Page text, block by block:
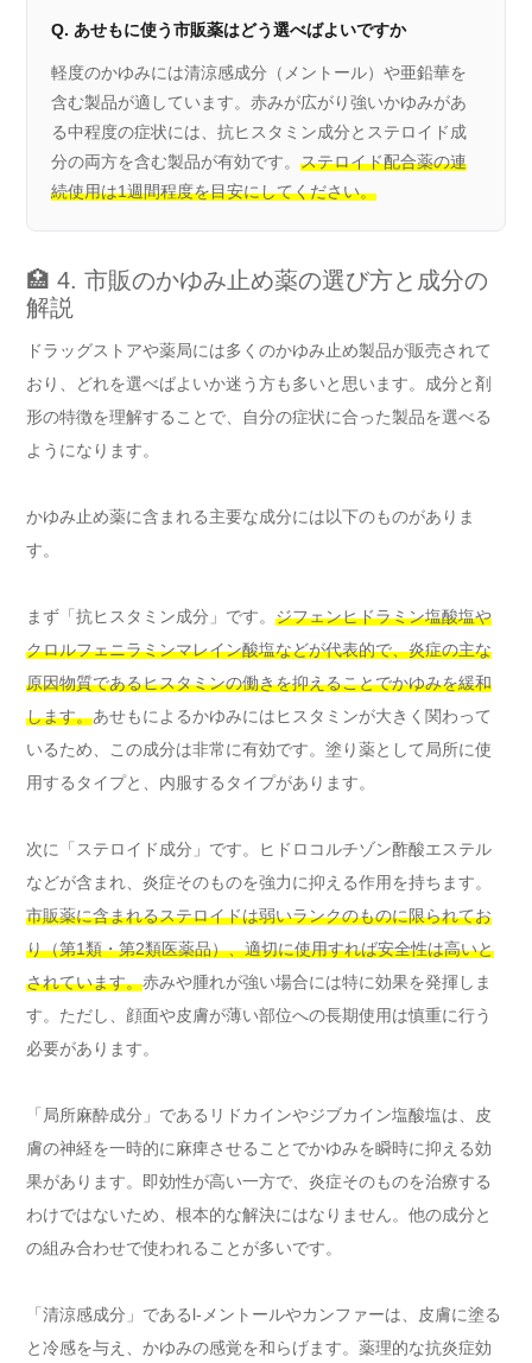
Q. あせもに使う市販薬はどう選べばよいですか
軽度のかゆみには清涼感成分（メントール）や亜鉛華を
含む製品が適しています。赤みが広がり強いかゆみがあ
る中程度の症状には、抗ヒスタミン成分とステロイド成
分の両方を含む製品が有効です。 ステロイド配合薬の連
続使用は1週間程度を目安にしてください。
🏥 4. 市販のかゆみ止め薬の選び方と成分の
解説
ドラッグストアや薬局には多くのかゆみ止め製品が販売されて
おり、どれを選べばよいか迷う方も多いと思います。成分と剤
形の特徴を理解することで、自分の症状に合った製品を選べる
ようになります。
かゆみ止め薬に含まれる主要な成分には以下のものがありま
す。
まず「抗ヒスタミン成分」です。 ジフェンヒドラミン塩酸塩や
クロルフェニラミンマレイン酸塩などが代表的で、炎症の主な
原因物質であるヒスタミンの働きを抑えることでかゆみを緩和
します。あせもによるかゆみにはヒスタミンが大きく関わって
いるため、この成分は非常に有効です。塗り薬として局所に使
用するタイプと、内服するタイプがあります。
次に「ステロイド成分」です。ヒドロコルチゾン酢酸エステル
などが含まれ、炎症そのものを強力に抑える作用を持ちます。
市販薬に含まれるステロイドは弱いランクのものに限られてお
り（第1類・第2類医薬品）、適切に使用すれば安全性は高いと
されています。赤みや腫れが強い場合には特に効果を発揮しま
す。ただし、顔面や皮膚が薄い部位への長期使用は慎重に行う
必要があります。
「局所麻酔成分」であるリドカインやジブカイン塩酸塩は、皮
膚の神経を一時的に麻痺させることでかゆみを瞬時に抑える効
果があります。即効性が高い一方で、炎症そのものを治療する
わけではないため、根本的な解決にはなりません。他の成分と
の組み合わせで使われることが多いです。
「清涼感成分」であるl-メントールやカンファーは、皮膚に塗る
と冷感を与え、かゆみの感覚を和らげます。薬理的な抗炎症効